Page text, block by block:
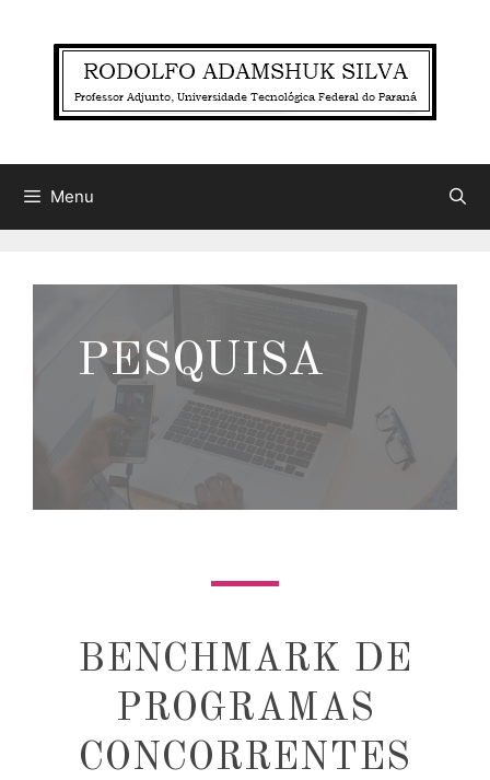
Menu
PESQUISA
BENCHMARK DE
PROGRAMAS
CONCORRENTES